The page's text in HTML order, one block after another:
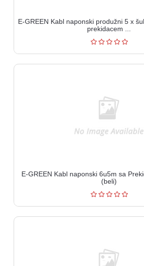
E-GREEN Kabl naponski produžni 5 x
prekidacem ...
E-GREEN Kabl naponski 6u5m sa
(beli)